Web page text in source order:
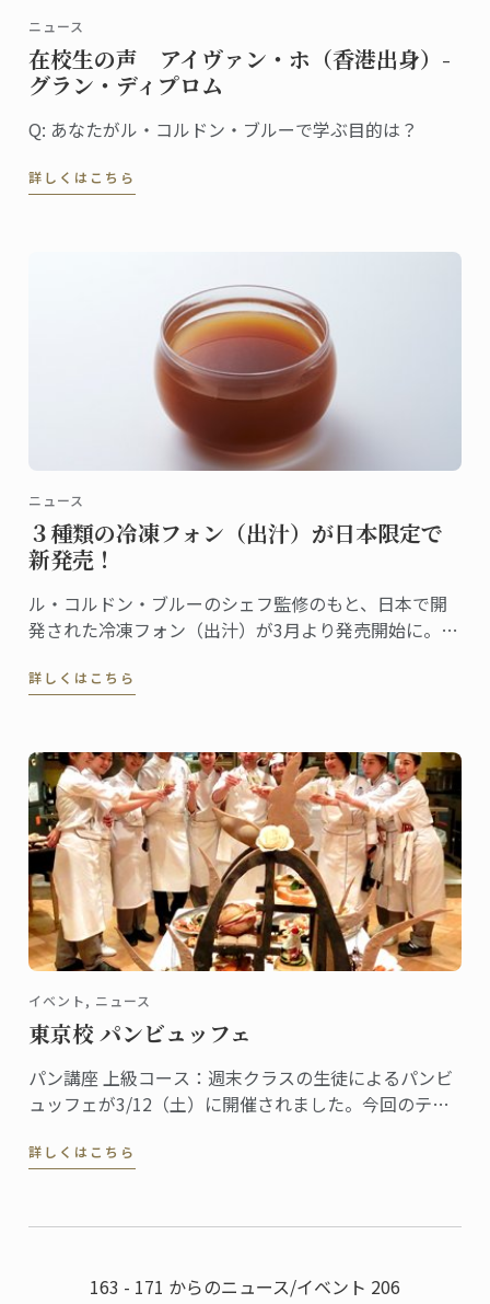
ニュース
在校生の声 アイヴァン・ホ（香港出身）-
グラン・ディプロム
Q: あなたがル・コルドン・ブルーで学ぶ目的は？
詳しくはこちら
ニュース
３種類の冷凍フォン（出汁）が日本限定で
新発売！
ル・コルドン・ブルーのシェフ監修のもと、日本で開
発された冷凍フォン（出汁）が3月より発売開始に。
冷凍の300gポーションパックにしました。
詳しくはこちら
イベント, ニュース
東京校 パンビュッフェ
パン講座 上級コース：週末クラスの生徒によるパンビ
ュッフェが3/12（土）に開催されました。今回のテー
詳しくはこちら
163 - 171 からのニュース/イベント 206